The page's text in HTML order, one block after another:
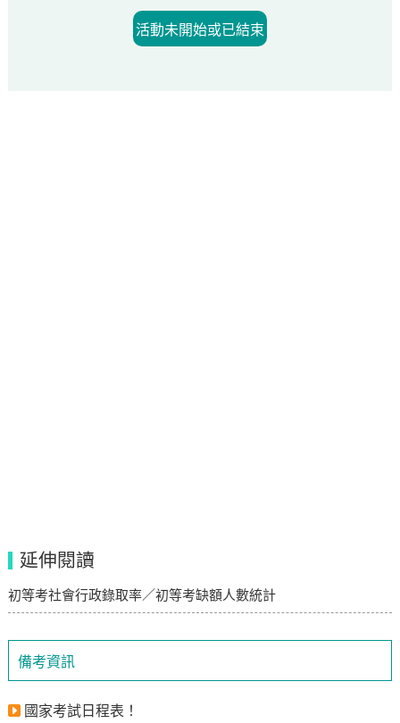
備考資訊
國家考試日程表！
活動未開始或已結束
延伸閱讀
初等考社會行政錄取率／初等考缺額人數統計